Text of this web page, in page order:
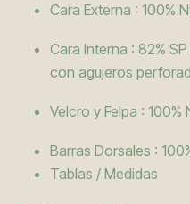
Cara Externa : 100%
Cara Interna : 82%
con agujeros
Velcro y Felpa : 100%
Barras Dorsales :
Tablas / Medidas